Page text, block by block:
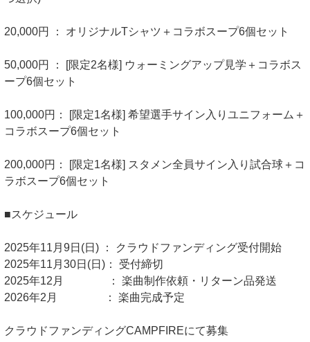
20,000円 ： オリジナルTシャツ＋コラボスープ6個セット
50,000円 ： [限定2名様] ウォーミングアップ見学＋コラボス
ープ6個セット
100,000円： [限定1名様] 希望選手サイン入りユニフォーム＋
コラボスープ6個セット
200,000円： [限定1名様] スタメン全員サイン入り試合球＋コ
ラボスープ6個セット
■スケジュール
2025年11月9日(日) ： クラウドファンディング受付開始
2025年11月30日(日)： 受付締切
2025年12月 ： 楽曲制作依頼・リターン品発送
2026年2月 ： 楽曲完成予定
クラウドファンディングCAMPFIREにて募集